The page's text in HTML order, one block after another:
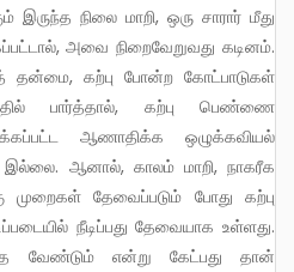
இருந்த நிலை மாறி, ஒரு சாரார் மீது
அவை நிறைவேறுவது கடினம்.
தன்மை, கற்பு போன்ற கோட்பாடுகள்
பார்த்தால், கற்பு பெண்ணை
ஆணாதிக்க ஒழுக்கவியல்
இல்லை. ஆனால், காலம் மாறி, நாகரீக
முறைகள் தேவைப்படும் போது கற்பு
நீடிப்பது தேவையாக உள்ளது.
வேண்டும் என்று கேட்பது தான்